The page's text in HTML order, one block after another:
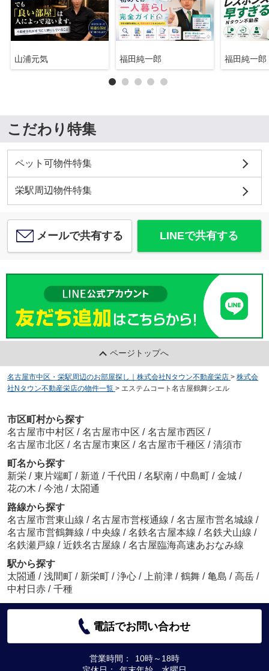
山浦元気 福田純一郎 福田純一郎
こだわり特集
ペット可物件特集
栄駅周辺物件特集
メールで共有する LINEで共有する
ページトップへ
名古屋市中区・栄駅周辺のお部屋探し｜株式会社Nタウン不動産栄店 > 株式会
社Nタウン不動産栄店の物件一覧 > エステムコート名古屋鶴舞シエル
市区町村から探す
名古屋市中村区 / 名古屋市中区 / 名古屋市西区 /
名古屋市北区 / 名古屋市東区 / 名古屋市千種区 / 清須市
町名から探す
新栄 / 東片端町 / 新道 / 千代田 / 名駅南 / 中島町 / 金城 /
花の木 / 今池 / 太閤通
路線から探す
名古屋市営東山線 / 名古屋市営桜通線 / 名古屋市営名城線 /
名古屋市営鶴舞線 / 中央線 / 名鉄名古屋本線 / 名鉄犬山線 /
名鉄瀬戸線 / 近鉄名古屋線 / 名古屋臨海高速あおなみ線
駅から探す
太閤通 / 浅間町 / 新栄町 / 浄心 / 上前津 / 鶴舞 / 亀島 / 高岳 /
中村日赤 / 千種
電話でお問い合わせ
営業時間：
10時～18時